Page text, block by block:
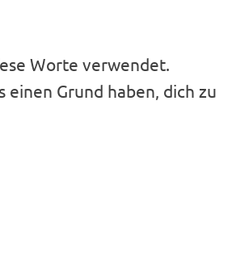
Worte verwendet.
einen Grund haben, dich zu